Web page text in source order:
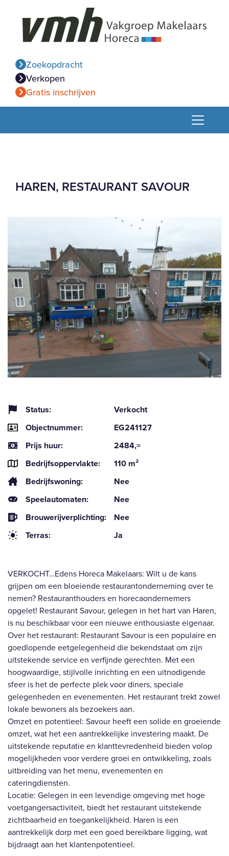
Zoekopdracht
Verkopen
Gratis inschrijven
HAREN, RESTAURANT SAVOUR
Status:
Verkocht
Objectnummer:
EG241127
Prijs huur:
2484,=
Bedrijfsoppervlakte:
110 m²
Bedrijfswoning:
Nee
Speelautomaten:
Nee
Brouwerijverplichting:
Nee
Terras:
Ja
VERKOCHT…Edens Horeca Makelaars: Wilt u de kans
grijpen om een bloeiende restaurantonderneming over te
nemen? Restauranthouders en horecaondernemers
opgelet! Restaurant Savour, gelegen in het hart van Haren,
is nu beschikbaar voor een nieuwe enthousiaste eigenaar.
Over het restaurant: Restaurant Savour is een populaire en
goedlopende eetgelegenheid die bekendstaat om zijn
uitstekende service en verfijnde gerechten. Met een
hoogwaardige, stijlvolle inrichting en een uitnodigende
sfeer is het de perfecte plek voor diners, speciale
gelegenheden en evenementen. Het restaurant trekt zowel
lokale bewoners als bezoekers aan.
Omzet en potentieel: Savour heeft een solide en groeiende
omzet, wat het een aantrekkelijke investering maakt. De
uitstekende reputatie en klanttevredenheid bieden volop
mogelijkheden voor verdere groei en ontwikkeling, zoals
uitbreiding van het menu, evenementen en
cateringdiensten.
Locatie: Gelegen in een levendige omgeving met hoge
voetgangersactiviteit, biedt het restaurant uitstekende
zichtbaarheid en toegankelijkheid. Haren is een
aantrekkelijk dorp met een goed bereikbare ligging, wat
bijdraagt aan het klantenpotentieel.